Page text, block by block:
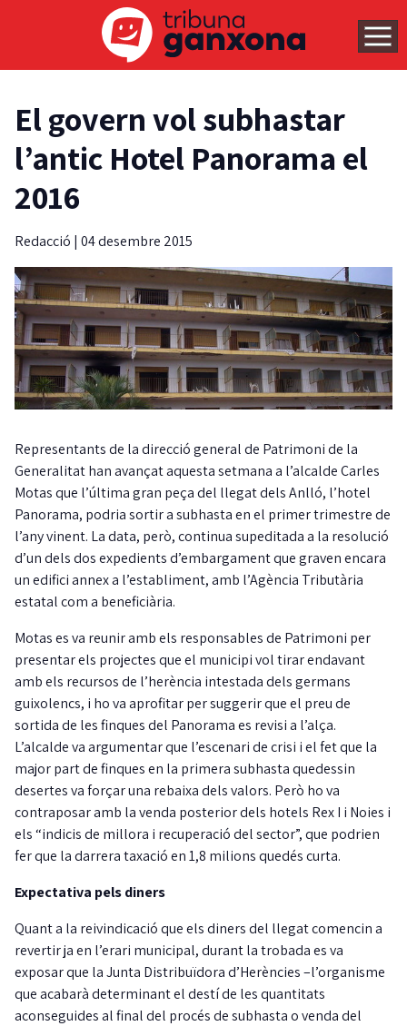
El govern vol subhastar
l’antic Hotel Panorama el
2016
Redacció | 04 desembre 2015
Representants de la direcció general de Patrimoni de la
Generalitat han avançat aquesta setmana a l’alcalde Carles
Motas que l’última gran peça del llegat dels Anlló, l’hotel
Panorama, podria sortir a subhasta en el primer trimestre de
l’any vinent. La data, però, continua supeditada a la resolució
d’un dels dos expedients d’embargament que graven encara
un edifici annex a l’establiment, amb l’Agència Tributària
estatal com a beneficiària.
Motas es va reunir amb els responsables de Patrimoni per
presentar els projectes que el municipi vol tirar endavant
amb els recursos de l’herència intestada dels germans
guixolencs, i ho va aprofitar per suggerir que el preu de
sortida de les finques del Panorama es revisi a l’alça.
L’alcalde va argumentar que l’escenari de crisi i el fet que la
major part de finques en la primera subhasta quedessin
desertes va forçar una rebaixa dels valors. Però ho va
contraposar amb la venda posterior dels hotels Rex I i Noies i
els “indicis de millora i recuperació del sector”, que podrien
fer que la darrera taxació en 1,8 milions quedés curta.
Expectativa pels diners
Quant a la reivindicació que els diners del llegat comencin a
revertir ja en l’erari municipal, durant la trobada es va
exposar que la Junta Distribuïdora d’Herències –l’organisme
que acabarà determinant el destí de les quantitats
aconseguides al final del procés de subhasta o venda del